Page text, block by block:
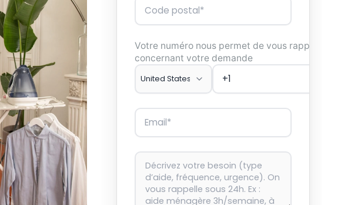
Votre numéro nous permet de vous rappeler
concernant votre demande